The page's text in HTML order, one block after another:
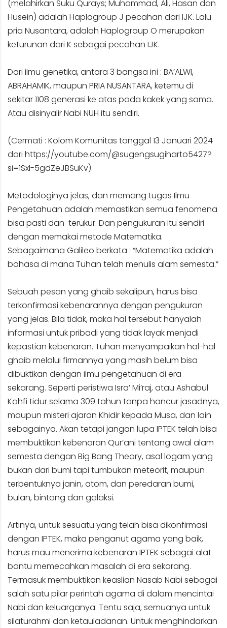
(melahirkan Suku Qurays; Muhammad, Ali, Hasan dan
Husein) adalah Haplogroup J pecahan dari IJK. Lalu
pria Nusantara, adalah Haplogroup O merupakan
keturunan dari K sebagai pecahan IJK.
Dari ilmu genetika, antara 3 bangsa ini : BA’ALWI,
ABRAHAMIK, maupun PRIA NUSANTARA, ketemu di
sekitar 1108 generasi ke atas pada kakek yang sama.
Atau disinyalir Nabi NUH itu sendiri.
(Cermati : Kolom Komunitas tanggal 13 Januari 2024
dari https://youtube.com/@sugengsugiharto5427?
si=1SxI-5gdZeJBSuKv).
Metodologinya jelas, dan memang tugas Ilmu
Pengetahuan adalah memastikan semua fenomena
bisa pasti dan terukur. Dan pengukuran itu sendiri
dengan memakai metode Matematika.
Sebagaimana Galileo berkata : “Matematika adalah
bahasa di mana Tuhan telah menulis alam semesta.”
Sebuah pesan yang ghaib sekalipun, harus bisa
terkonfirmasi kebenarannya dengan pengukuran
yang jelas. Bila tidak, maka hal tersebut hanyalah
informasi untuk pribadi yang tidak layak menjadi
kepastian kebenaran. Tuhan menyampaikan hal-hal
ghaib melalui firmannya yang masih belum bisa
dibuktikan dengan ilmu pengetahuan di era
sekarang. Seperti peristiwa Isra’ Mi’raj, atau Ashabul
Kahfi tidur selama 309 tahun tanpa hancur jasadnya,
maupun misteri ajaran Khidir kepada Musa, dan lain
sebagainya. Akan tetapi jangan lupa IPTEK telah bisa
membuktikan kebenaran Qur’ani tentang awal alam
semesta dengan Big Bang Theory, asal logam yang
bukan dari bumi tapi tumbukan meteorit, maupun
terbentuknya janin, atom, dan peredaran bumi,
bulan, bintang dan galaksi.
Artinya, untuk sesuatu yang telah bisa dikonfirmasi
dengan IPTEK, maka penganut agama yang baik,
harus mau menerima kebenaran IPTEK sebagai alat
bantu memecahkan masalah di era sekarang.
Termasuk membuktikan keaslian Nasab Nabi sebagai
salah satu pilar perintah agama di dalam mencintai
Nabi dan keluarganya. Tentu saja, semuanya untuk
silaturahmi dan ketauladanan. Untuk menghindarkan